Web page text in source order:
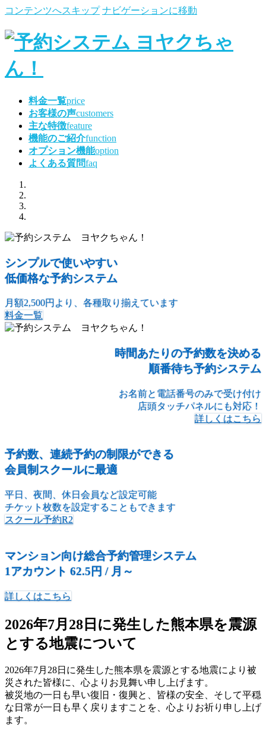
コンテンツへスキップ ナビゲーションに移動
料金一覧price
お客様の声customers
主な特徴feature
機能のご紹介function
オプション機能option
よくある質問faq
シンプルで使いやすい
低価格な予約システム
月額2,500円より、各種取り揃えています
料金一覧
時間あたりの予約数を決める
順番待ち予約システム
お名前と電話番号のみで受け付け
店頭タッチパネルにも対応！
詳しくはこちら
予約数、連続予約の制限ができる
会員制スクールに最適
平日、夜間、休日会員など設定可能
チケット枚数を設定することもできます
スクール予約R2
マンション向け総合予約管理システム
1アカウント 62.5円 / 月～
詳しくはこちら
2026年7月28日に発生した熊本県を震源
とする地震について
2026年7月28日に発生した熊本県を震源とする地震により被
災された皆様に、心よりお見舞い申し上げます。
被災地の一日も早い復旧・復興と、皆様の安全、そして平穏
な日常が一日も早く戻りますことを、心よりお祈り申し上げ
ます。